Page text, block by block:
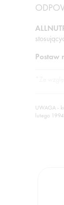
Postaw
UWAGA -
lutego